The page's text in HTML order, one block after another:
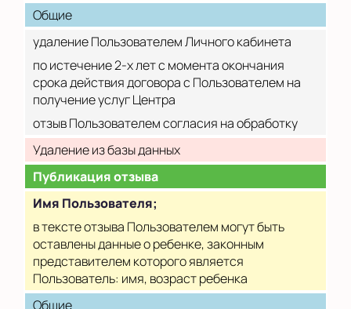
Общие
удаление Пользователем Личного кабинета
по истечение 2-х лет с момента окончания
срока действия договора с Пользователем на
получение услуг Центра
отзыв Пользователем согласия на обработку
Удаление из базы данных
Публикация отзыва
Имя Пользователя;
в тексте отзыва Пользователем могут быть
оставлены данные о ребенке, законным
представителем которого является
Пользователь: имя, возраст ребенка
Общие